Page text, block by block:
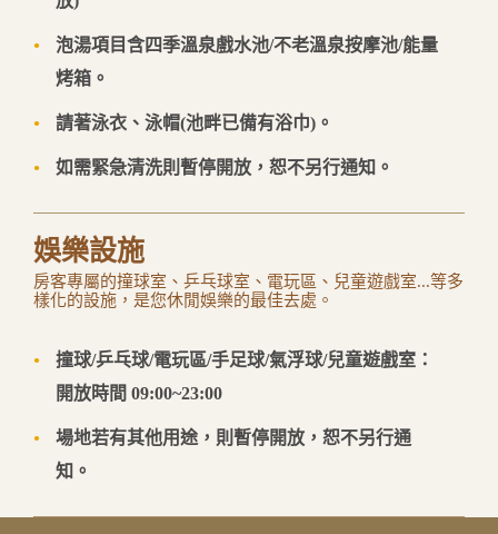
中文 English 日本語
泡湯項目含四季溫泉戲水池/不老溫泉按摩池/能量
烤箱。
請著泳衣、泳帽(池畔已備有浴巾)。
如需緊急清洗則暫停開放，恕不另行通知。
娛樂設施
房客專屬的撞球室、乒乓球室、電玩區、兒童遊戲室...等多
樣化的設施，是您休閒娛樂的最佳去處。
撞球/乒乓球/電玩區/手足球/氣浮球/兒童遊戲室：
開放時間 09:00~23:00
場地若有其他用途，則暫停開放，恕不另行通
知。